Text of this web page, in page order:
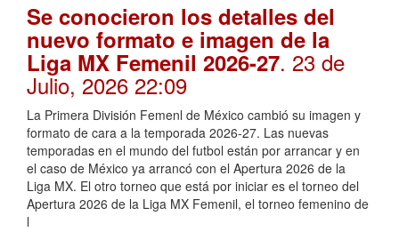
Se conocieron los detalles del
nuevo formato e imagen de la
Liga MX Femenil 2026-27. 23 de
Julio, 2026 22:09
La Primera División Femenl de México cambió su imagen y
formato de cara a la temporada 2026-27. Las nuevas
temporadas en el mundo del futbol están por arrancar y en
el caso de México ya arrancó con el Apertura 2026 de la
Liga MX. El otro torneo que está por iniciar es el torneo del
Apertura 2026 de la Liga MX Femenil, el torneo femenino de
l